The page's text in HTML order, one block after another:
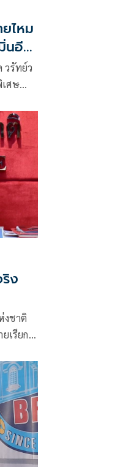
ไหม
นอีก
วรัทย์ว
เศษ
ง
งชาติ
เรียก